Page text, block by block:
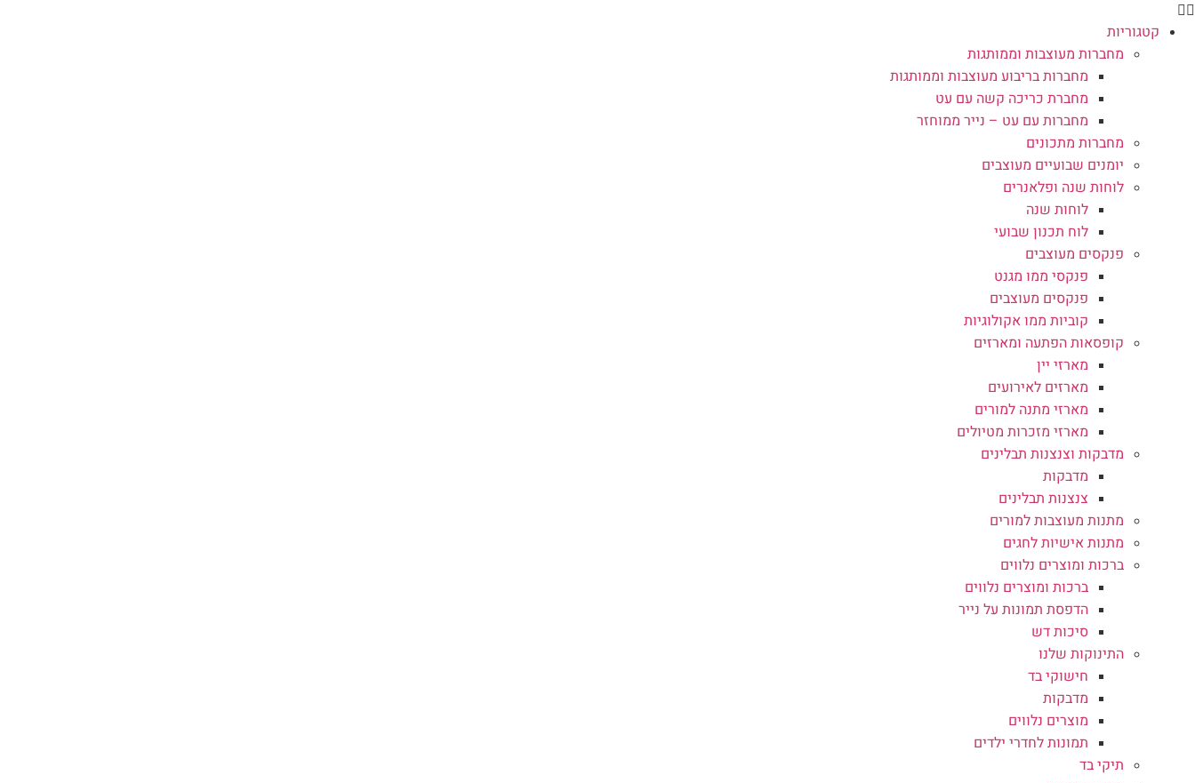
קטגוריות
מחברות מעוצבות וממותגות
מחברות בריבוע מעוצבות וממותגות
מחברת כריכה קשה עם עט
מחברות עם עט – נייר ממוחזר
מחברות מתכונים
יומנים שבועיים מעוצבים
לוחות שנה ופלאנרים
לוחות שנה
לוח תכנון שבועי
פנקסים מעוצבים
פנקסי ממו מגנט
פנקסים מעוצבים
קוביות ממו אקולוגיות
קופסאות הפתעה ומארזים
מארזי יין
מארזים לאירועים
מארזי מתנה למורים
מארזי מזכרות מטיולים
מדבקות וצנצנות תבלינים
מדבקות
צנצנות תבלינים
מתנות מעוצבות למורים
מתנות אישיות לחגים
ברכות ומוצרים נלווים
ברכות ומוצרים נלווים
הדפסת תמונות על נייר
סיכות דש
התינוקות שלנו
חישוקי בד
מדבקות
מוצרים נלווים
תמונות לחדרי ילדים
תיקי בד